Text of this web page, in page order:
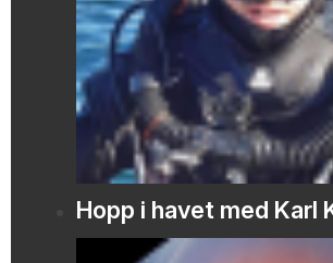
Hopp i havet med Karl